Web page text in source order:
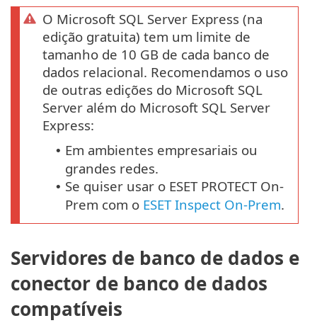
O Microsoft SQL Server Express (na
edição gratuita) tem um limite de
tamanho de 10 GB de cada banco de
dados relacional. Recomendamos o uso
de outras edições do Microsoft SQL
Server além do Microsoft SQL Server
Express:
• Em ambientes empresariais ou
grandes redes.
• Se quiser usar o ESET PROTECT On-
Prem com o ESET Inspect On-Prem.
Servidores de banco de dados e
conector de banco de dados
compatíveis